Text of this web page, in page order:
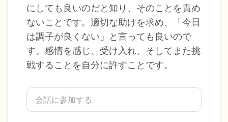
にしても良いのだと知り、そのことを責め
ないことです。適切な助けを求め、「今日
は調子が良くない」と言っても良いので
す。感情を感じ、受け入れ、そしてまた挑
戦することを自分に許すことです。
きます（3つ数え）。さあ、目を開けて周
りを見回してください。以下のことを声に
出して言ってみてください。
見えるもの5つ（部屋の中と窓の外を見る
感じるもの4つ（目の前にあるもので触れ